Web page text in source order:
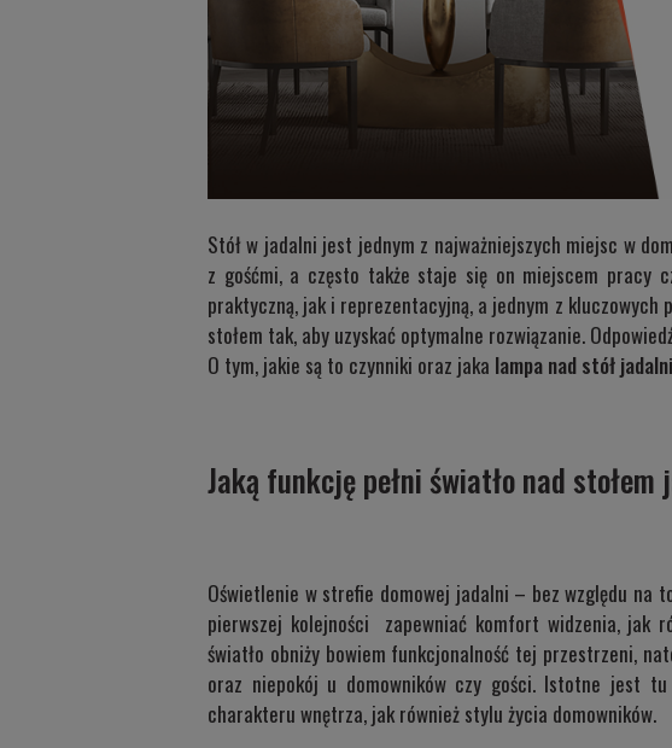
Stół w jadalni jest jednym z najważniejszych miejsc w
z gośćmi, a często także staje się on miejscem pracy
praktyczną, jak i reprezentacyjną, a jednym z
stołem tak, aby uzyskać optymalne rozwiązanie.
O tym, jakie są to czynniki oraz jaka lampa nad stół
Jaką funkcję pełni światło nad
Oświetlenie w strefie domowej jadalni – bez względu na
pierwszej kolejności zapewniać komfort widzenia, jak
światło obniży bowiem funkcjonalność tej przestrzeni,
oraz niepokój u domowników czy gości. Istotne jest tu
charakteru wnętrza, jak również stylu życia domowników.